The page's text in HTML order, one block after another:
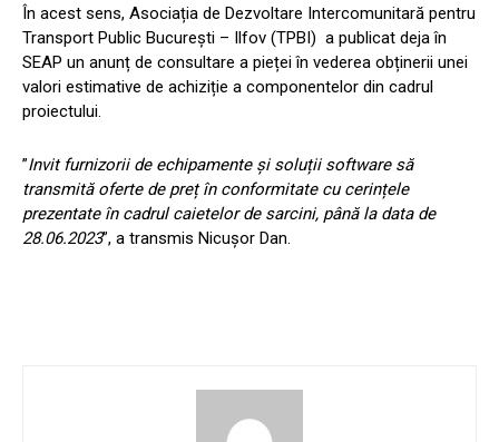
În acest sens, Asociația de Dezvoltare Intercomunitară pentru
Transport Public București – Ilfov (TPBI) a publicat deja în
SEAP un anunț de consultare a pieței în vederea obținerii unei
valori estimative de achiziție a componentelor din cadrul
proiectului.
”Invit furnizorii de echipamente și soluții software să
transmită oferte de preț în conformitate cu cerințele
prezentate în cadrul caietelor de sarcini, până la data de
28.06.2023”, a transmis Nicușor Dan.